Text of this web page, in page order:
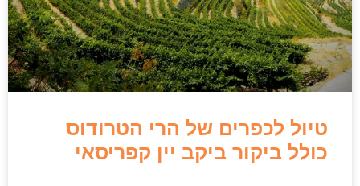
טיול לכפרים של הרי הטרודוס
כולל ביקור ביקב יין קפריסאי